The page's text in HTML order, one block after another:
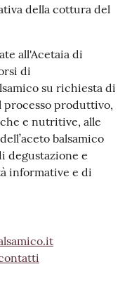
della cottura del
all'Acetaia di
di
su richiesta di
processo produttivo,
e nutritive, alle
balsamico
degustazione e
informative e di